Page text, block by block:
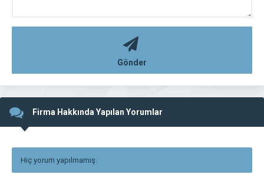
Gönder
Firma Hakkında Yapılan Yorumlar
Hiç yorum yapılmamış.